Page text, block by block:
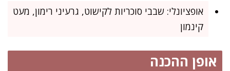
אופציונלי: שבבי סוכריות לקישוט, גרעיני רימון, מעט
קינמון
אופן ההכנה